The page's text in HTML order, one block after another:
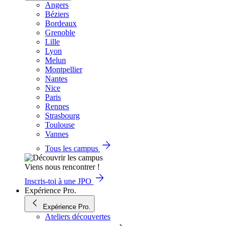
Angers
Béziers
Bordeaux
Grenoble
Lille
Lyon
Melun
Montpellier
Nantes
Nice
Paris
Rennes
Strasbourg
Toulouse
Vannes
Tous les campus
Viens nous rencontrer !
Inscris-toi à une JPO
Expérience Pro.
Expérience Pro.
Ateliers découvertes